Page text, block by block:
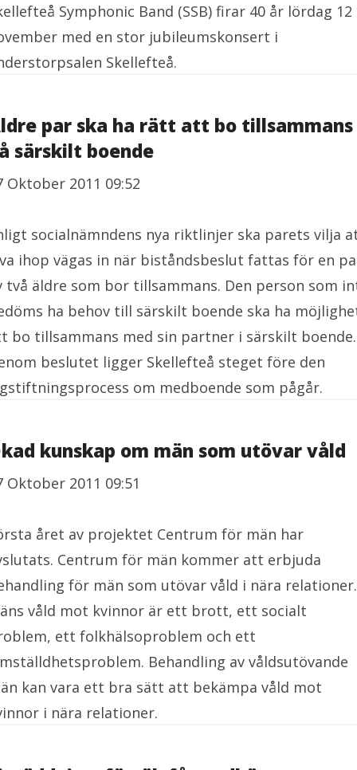
Symphonic Band (SSB) firar 40 år lördag 12
med en stor jubileumskonsert i
Skellefteå.
par ska ha rätt att bo tillsammans
särskilt boende
Oktober 2011 09:52
socialnämndens nya riktlinjer ska parets vilja
ihop vägas in när biståndsbeslut fattas för en
två äldre som bor tillsammans. Den person som
ha behov till särskilt boende ska ha
bo tillsammans med sin partner i särskilt boende.
beslutet ligger Skellefteå steget före den
om medboende som pågår.
kunskap om män som utövar våld
Oktober 2011 09:51
året av projektet Centrum för män har
Centrum för män kommer att erbjuda
för män som utövar våld i nära relationer.
våld mot kvinnor är ett brott, ett socialt
ett folkhälsoproblem och ett
Behandling av våldsutövande
kan vara ett bra sätt att bekämpa våld mot
i nära relationer.